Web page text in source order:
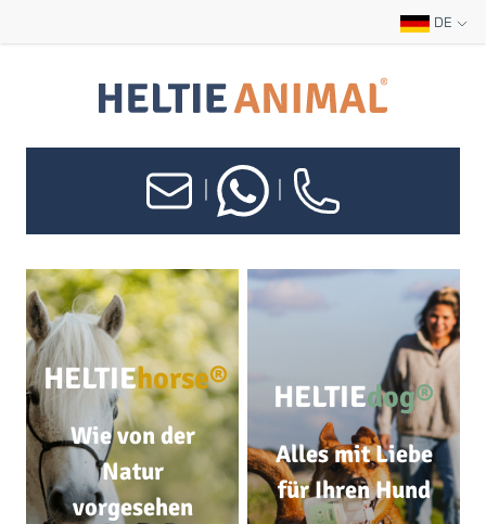
DE
HELTIEhorse®
Wie von der
Natur
vorgesehen
HELTIEdog®
Alles mit Liebe
für Ihren Hund